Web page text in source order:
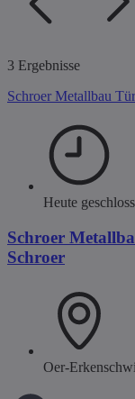
3 Ergebnisse
Schroer Metallbau
Heute
Schroer
Schroer
Oer-